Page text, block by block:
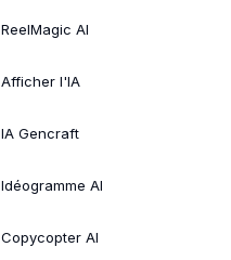
ReelMagic AI
Afficher l'IA
IA Gencraft
Idéogramme AI
Copycopter AI